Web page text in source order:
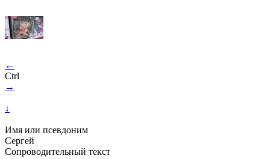
←
Ctrl
→
↓
Имя или псевдоним
Сергей
Сопроводительный текст